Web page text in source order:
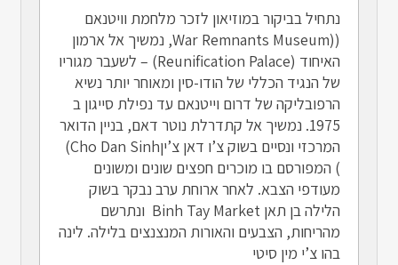
נתחיל בביקור במוזיאון לזכר מלחמת וויטנאם
((War Remnants Museum, נמשיך אל ארמון
האיחוד (Reunification Palace) – לשעבר מגוריו
של הנגיד הכללי של הודו-סין ומאוחר יותר נשיא
הרפובליקה של דרום וייטנאם עד נפילת סייגון ב
1975. נמשיך אל קתדרלת נוטר דאם, בניין הדואר
המרכזי ונסיים בשוק צ’ו דאן צ’יןCho Dan Sinh)
) המפורסם בו מוכרים חפצים שונים ומשונים
מעודפי הצבא. לאחר ארוחת ערב נבקר בשוק
הלילה בן תאן Binh Tay Market ונתרשם
מהריחות, הצבעים והאורות המנצנצים בלילה. לינה
בהו צ’י מין סיטי